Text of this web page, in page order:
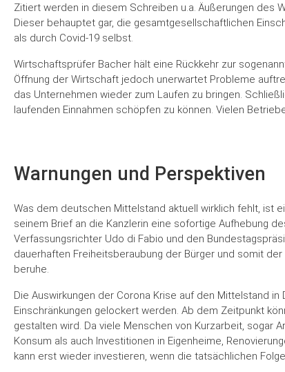
Zitiert werden in diesem Schreiben u.a. Äußerungen des
Dieser behauptet gar, die gesamtgesellschaftlichen
als durch Covid-19 selbst.
Wirtschaftsprüfer Bacher hält eine Rückkehr zur
Öffnung der Wirtschaft jedoch unerwartet Probleme
das Unternehmen wieder zum Laufen zu bringen.
laufenden Einnahmen schöpfen zu können. Vielen
Warnungen und Perspektiven
Was dem deutschen Mittelstand aktuell wirklich fehlt, ist
seinem Brief an die Kanzlerin eine sofortige Aufhebung
Verfassungsrichter Udo di Fabio und den
dauerhaften Freiheitsberaubung der Bürger und somit
beruhe.
Die Auswirkungen der Corona Krise auf den Mittelstand
Einschränkungen gelockert werden. Ab dem Zeitpunkt
gestalten wird. Da viele Menschen von Kurzarbeit, sogar
Konsum als auch Investitionen in Eigenheime,
kann erst wieder investieren, wenn die tatsächlichen